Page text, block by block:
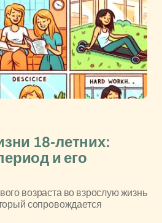
18-летних:
и его
возраста во взрослую жизнь
сопровождается